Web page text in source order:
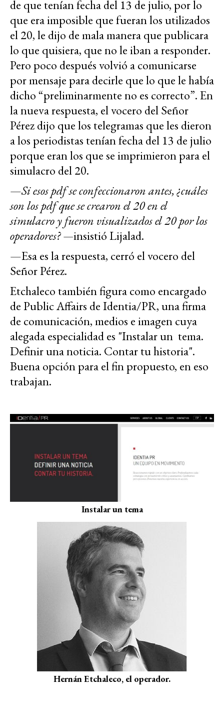
de que tenían fecha del 13 de julio, por lo
que era imposible que fueran los utilizados
el 20, le dijo de mala manera que publicara
lo que quisiera, que no le iban a responder.
Pero poco después volvió a comunicarse
por mensaje para decirle que lo que le había
dicho “preliminarmente no es correcto”. En
la nueva respuesta, el vocero del Señor
Pérez dijo que los telegramas que les dieron
a los periodistas tenían fecha del 13 de julio
porque eran los que se imprimieron para el
simulacro del 20.
—Si esos pdf se confeccionaron antes, ¿cuáles
son los pdf que se crearon el 20 en el
simulacro y fueron visualizados el 20 por los
operadores? —insistió Lijalad.
—Esa es la respuesta, cerró el vocero del
Señor Pérez.
Etchaleco también figura como encargado
de Public Affairs de Identia/PR, una firma
de comunicación, medios e imagen cuya
alegada especialidad es "Instalar un tema.
Definir una noticia. Contar tu historia".
Buena opción para el fin propuesto, en eso
trabajan.
Instalar un tema
Hernán Etchaleco, el operador.